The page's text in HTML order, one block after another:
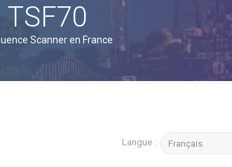
TSF70
Scanner en France
Langue :